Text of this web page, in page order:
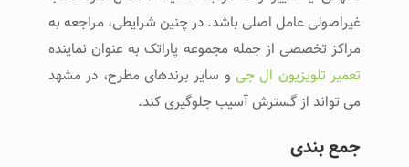
غیراصولی عامل اصلی باشد. در چنین شرایطی، مراجعه به
مراکز تخصصی از جمله مجموعه پاراتک به عنوان نماینده
تعمیر تلویزیون ال جی و سایر برندهای مطرح، در مشهد
می ‌تواند از گسترش آسیب جلوگیری کند.
جمع ‌بندی